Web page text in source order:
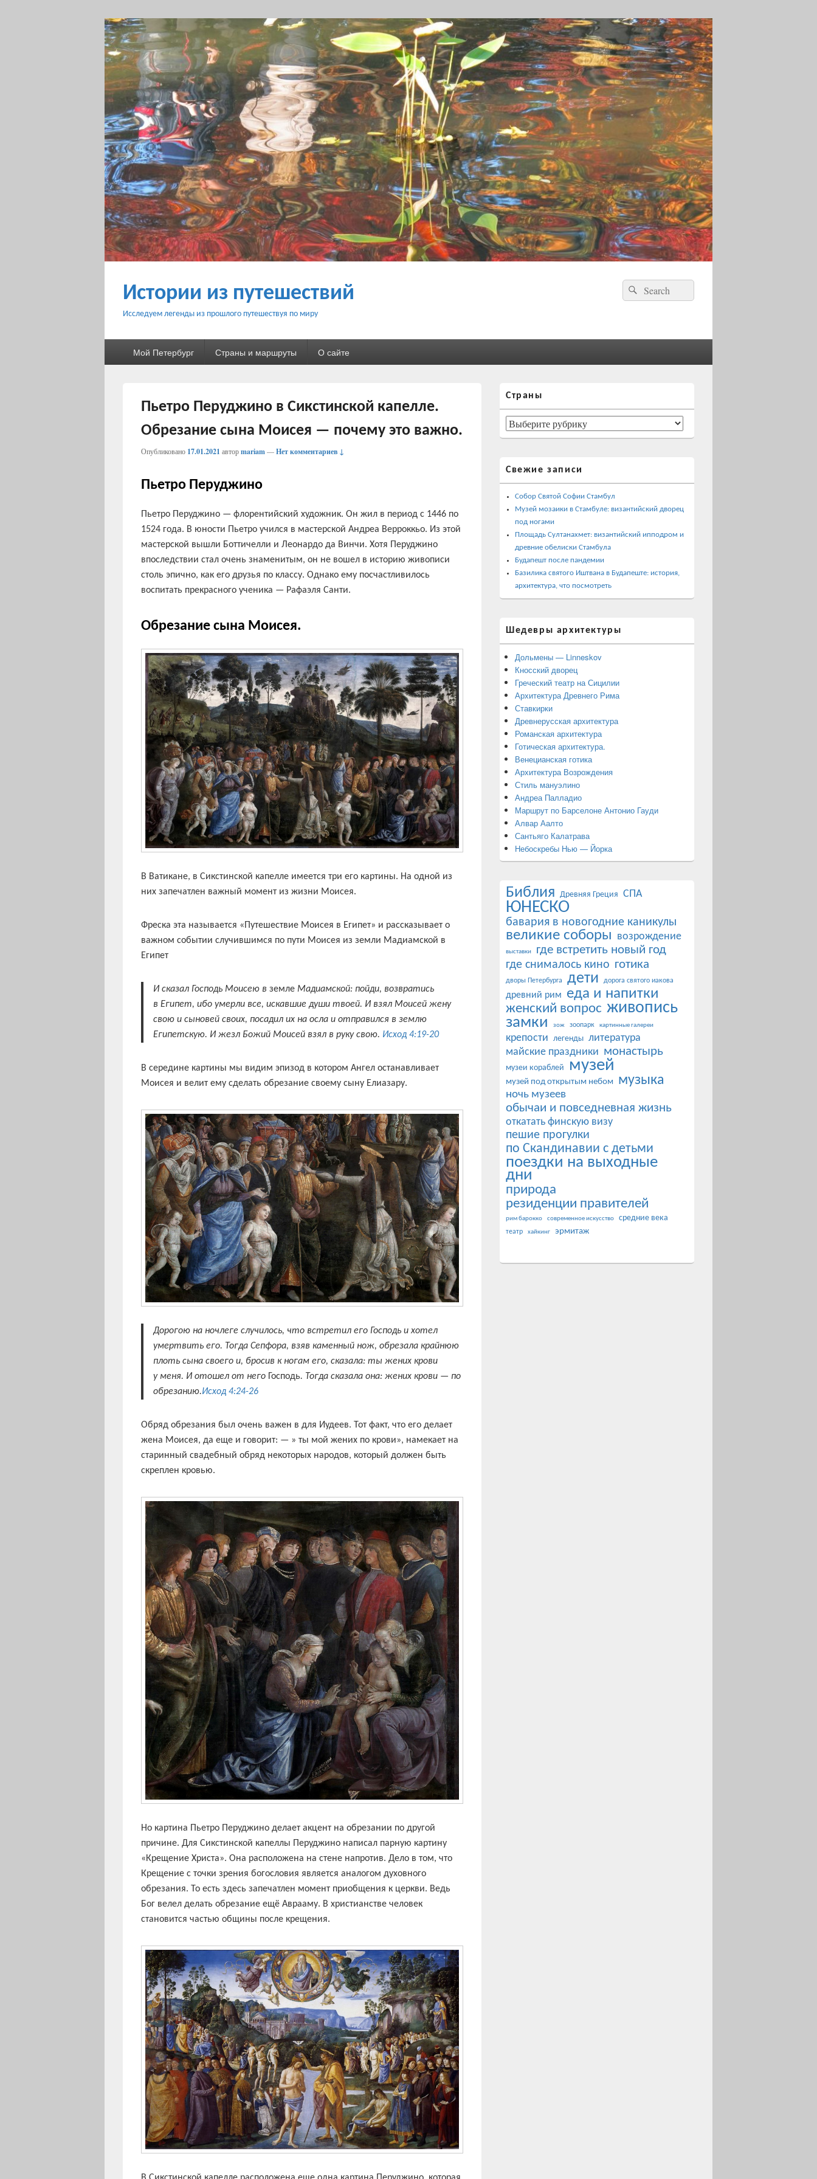
Истории из путешествий
Исследуем легенды из прошлого путешествуя по миру
Найти:Поиск
Мой Петербург Страны и маршруты О сайте
Пьетро Перуджино в Сикстинской капелле.
Обрезание сына Моисея — почему это важно.
Опубликовано 17.01.2021 авторmariam—Нет комментариев ↓
Пьетро Перуджино
Пьетро Перуджино — флорентийский художник. Он жил в период с 1446 по
1524 года. В юности Пьетро учился в мастерской Андреа Верроккьо. Из этой
мастерской вышли Боттичелли и Леонардо да Винчи. Хотя Перуджино
впоследствии стал очень знаменитым, он не вошел в историю живописи
столь эпично, как его друзья по классу. Однако ему посчастливилось
воспитать прекрасного ученика — Рафаэля Санти.
Обрезание сына Моисея.
В Ватикане, в Сикстинской капелле имеется три его картины. На одной из
них запечатлен важный момент из жизни Моисея.
Фреска эта называется «Путешествие Моисея в Египет» и рассказывает о
важном событии случившимся по пути Моисея из земли Мадиамской в
Египет
И сказал Господь Моисею в земле Мадиамской: пойди, возвратись
в Египет, ибо умерли все, искавшие души твоей. И взял Моисей жену
свою и сыновей своих, посадил их на осла и отправился в землю
Египетскую. И жезл Божий Моисей взял в руку свою. Исход 4:19-20
В середине картины мы видим эпизод в котором Ангел останавливает
Моисея и велит ему сделать обрезание своему сыну Елиазару.
Дорогою на ночлеге случилось, что встретил его Господь и хотел
умертвить его. Тогда Сепфора, взяв каменный нож, обрезала крайнюю
плоть сына своего и, бросив к ногам его, сказала: ты жених крови
у меня. И отошел от него Господь. Тогда сказала она: жених крови — по
обрезанию.Исход 4:24-26
Обряд обрезания был очень важен в для Иудеев. Тот факт, что его делает
жена Моисея, да еще и говорит: — » ты мой жених по крови», намекает на
старинный свадебный обряд некоторых народов, который должен быть
скреплен кровью.
Но картина Пьетро Перуджино делает акцент на обрезании по другой
причине. Для Сикстинской капеллы Перуджино написал парную картину
«Крещение Христа». Она расположена на стене напротив. Дело в том, что
Крещение с точки зрения богословия является аналогом духовного
обрезания. То есть здесь запечатлен момент приобщения к церкви. Ведь
Бог велел делать обрезание ещё Аврааму. В христианстве человек
становится частью общины после крещения.
основной
боковой
панели
Страны
Страны
Свежие записи
Собор Святой Софии Стамбул
Музей мозаики в Стамбуле: византийский дворец
под ногами
Площадь Султанахмет: византийский ипподром и
древние обелиски Стамбула
Будапешт после пандемии
Базилика святого Иштвана в Будапеште: история,
архитектура, что посмотреть
Шедевры архитектуры
Дольмены — Linneskov
Кносский дворец
Греческий театр на Сицилии
Архитектура Древнего Рима
Ставкирки
Древнерусская архитектура
Романская архитектура
Готическая архитектура.
Венецианская готика
Архитектура Возрождения
Стиль мануэлино
Андреа Палладио
Маршрут по Барселоне Антонио Гауди
Алвар Аалто
Сантьяго Калатрава
Небоскребы Нью — Йорка
Библия Древняя Греция СПА
ЮНЕСКО
бавария в новогодние каникулы
великие соборы возрождение
выставки где встретить новый год
где снималось кино готика
дворы Петербурга дети дорога святого иакова
древний рим еда и напитки
женский вопрос живопись
замки
зож зоопарк картинные галереи
крепости легенды литература
майские праздники монастырь
музеи кораблей музей
музей под открытым небом музыка
ночь музеев
обычаи и повседневная жизнь
откатать финскую визу
пешие прогулки
по Скандинавии с детьми
поездки на выходные
дни
природа
резиденции правителей
рим барокко современное искусство средние века
театр хайкинг эрмитаж